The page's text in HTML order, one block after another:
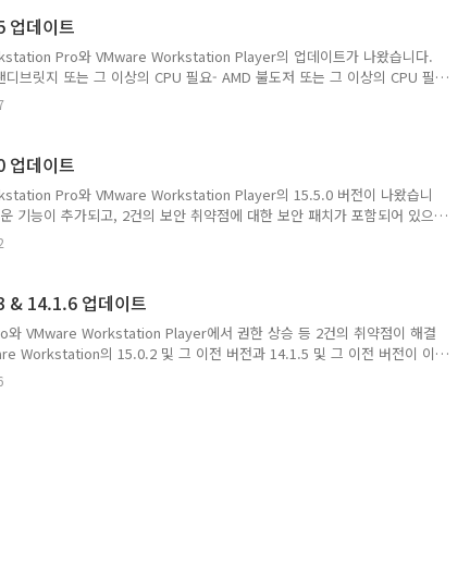
데이트
Pro와 VMware Workstation Player의 업데이트가 나왔습니다.
브릿지 또는 그 이상의 CPU 필요- AMD 불도저 또는 그 이상의 CPU 필
의 버전 필요 새로운 게스트 OS 지원- 윈도우 10 20H1 (2004)- 우분투
원- 윈도우 10 20H1 (2004)- 우분투 20.04 Shared USB Yubikey Driver
문자(한..
데이트
Pro와 VMware Workstation Player의 15.5.0 버전이 나왔습니
기능이 추가되고, 2건의 보안 취약점에 대한 보안 패치가 포함되어 있으
게스트 운영체제 지원 - 윈도우 10 19H2 (1909) - 데비안 10.0과 10.1 -
15 SP1 - FreeBSD 12.0 - PhotonOS 3.0 점보 프레임 지원 - 가상 네트워
워크 설정을 내..
14.1.6 업데이트
VMware Workstation Player에서 권한 상승 등 2건의 취약점이 해결
Workstation의 15.0.2 및 그 이전 버전과 14.1.5 및 그 이전 버전이 이
Workstation의 15와 14가 아닌 버전은 이미 지원이 끊겨서 아예 패치
약점은 CVE-2019-5511, CVE-2019-5512라는 이름으로 명명되었으며,